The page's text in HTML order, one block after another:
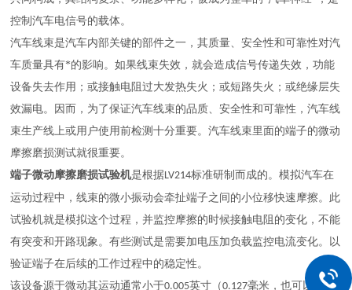
控制汽车电信号的载体。
汽车线束是汽车内部关键的部件之一，其质量、安全性和可靠性对汽
车质量具有*的影响。如果线束失效，就会造成信号传递失效，功能
设备失去作用；或接触电阻过大发热失火；或短路失火；或绝缘层失
效漏电。因而，为了保证汽车线束的品质、安全性和可靠性，汽车线
束生产线上或用户使用前检测十分重要。汽车线束里面的端子的微动
摩擦磨损测试就很重要。
端子微动摩擦磨损试验机是根据LV214标准研制而成的。模拟汽车在
运动过程中，线束的微小振动会牵扯端子之间的小位移快速摩擦。此
试验机就是模拟这个过程，并监控摩擦的时候接触电阻的变化，不能
有突变和开路现象。有些测试是需要加电压加负载监控电流变化。以
验证端子在后续的工作过程中的稳定性。
该设备源于微动其运动通常小于0.005英寸（0.127毫米，也可以根据